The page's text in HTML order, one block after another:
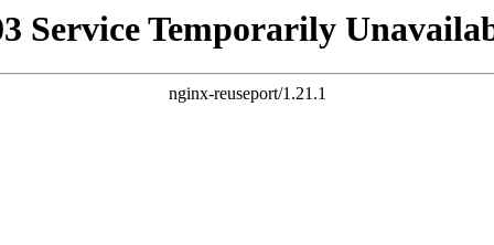
Service Temporarily
nginx-reuseport/1.21.1